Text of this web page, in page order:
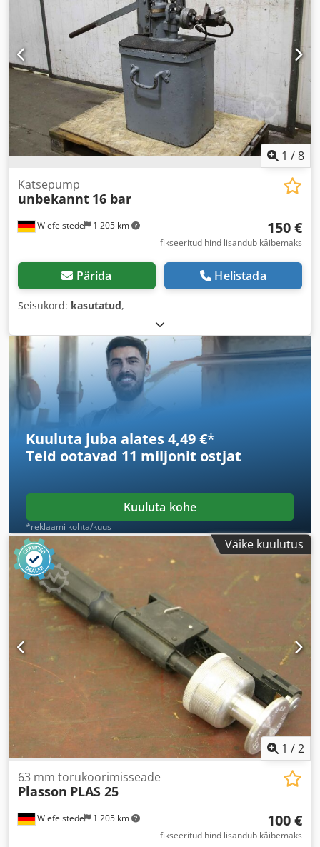
1 /8
Wiefelstede 1 205 km
Katsepump
unbekannt 16 bar
150 €
fikseeritud hind lisandub käibemaks
Pärida Helistada
Seisukord: kasutatud,
Kuuluta juba alates 4,49 €*
Teid ootavad 11 miljonit ostjat
Kuuluta kohe
*reklaami kohta/kuus
Väike kuulutus
1 /2
Wiefelstede 1 205 km
63 mm torukoorimisseade
Plasson PLAS 25
100 €
fikseeritud hind lisandub käibemaks